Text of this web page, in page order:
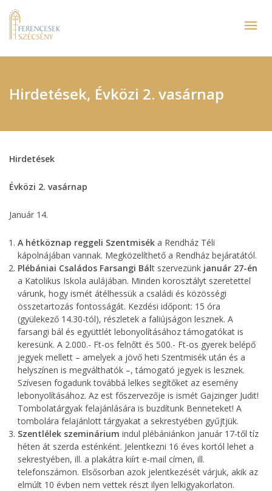
Hirdetések, Évközi 2. vasárnap
Hirdetések
Évközi 2. vasárnap
Január 14.
A hétköznap reggeli Szentmisék a Rendház Téli
kápolnájában vannak. Megközelíthető a Rendház bejáratától.
Plébániai Családos Farsangi Bált szervezünk január 27-én
a Katolikus Iskola aulájában. Minden korosztályt szeretettel
várunk, hogy ismét átélhessük a családi és közösségi
összetartozás fontosságát. Kezdési időpont: 15 óra
(gyülekező 14.30-tól), részletek a faliújságon lesznek. A
farsangi bál és együttlét lebonyolításához támogatókat is
keresünk. A 2.000.- Ft-os felnőtt és 500.- Ft-os gyerek belépő
jegyek mellett – amelyek a jövő heti Szentmisék után és a
helyszínen is megválthatók –, támogató jegyek is lesznek.
Szívesen fogadunk továbbá lelkes segítőket az esemény
lebonyolításához. Az est főszervezője is ismét Gajzinger Judit!
Tombolatárgyak felajánlására is buzdítunk Benneteket! A
tombolára felajánlott tárgyakat a sekrestyében gyűjtjük.
Szentlélek szeminárium indul plébániánkon január 17-től tíz
héten át szerda esténként. Jelentkezni 16 éves kortól lehet a
sekrestyében, ill. a plakátra kiírt e-mail címen, ill.
telefonszámon. Elsősorban azok jelentkezését várjuk, akik az
elmúlt 10 évben nem vettek részt ilyen lelkigyakorlaton.